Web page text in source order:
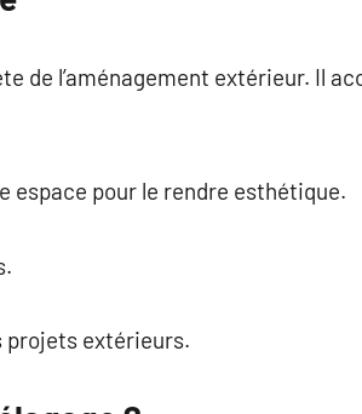
de l’aménagement extérieur. Il
espace pour le rendre esthétique.
projets extérieurs.